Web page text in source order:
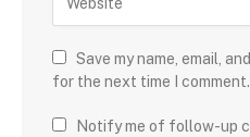
Save my name, email,
for the next time I comment.
Notify me of follow-up